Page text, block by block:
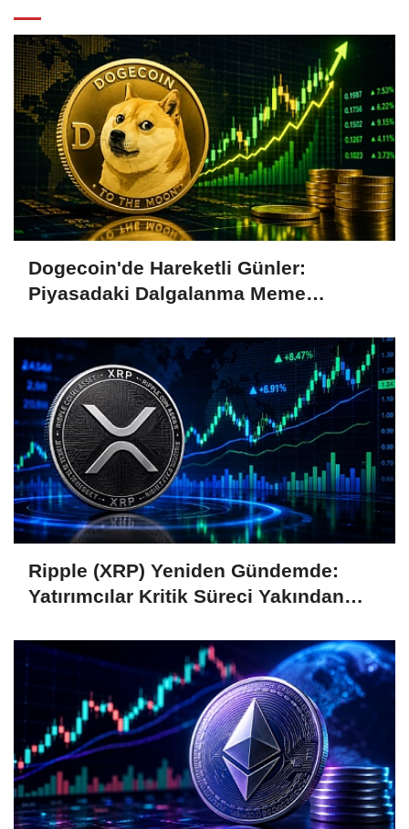
Dogecoin'de Hareketli Günler:
Piyasadaki Dalgalanma Meme
Ripple (XRP) Yeniden Gündemde:
Yatırımcılar Kritik Süreci Yakından